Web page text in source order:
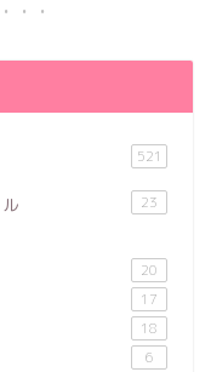
521
23
20
17
18
6